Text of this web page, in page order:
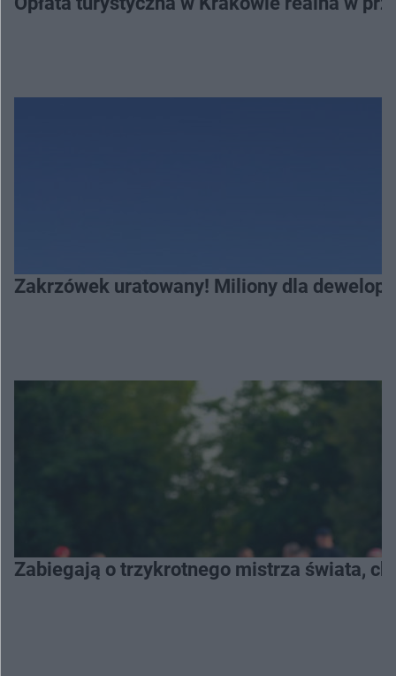
Zakrzówek uratowany! Miliony dla
Zabiegają o trzykrotnego mistrza świata,